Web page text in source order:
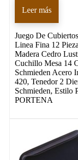
Leer más
Juego De
Linea Fina 12
Madera Cedro
Cuchillo Mesa 14
Schmieden Acero
420, Tenedor 2
Schmieden, Estilo
PORTENA